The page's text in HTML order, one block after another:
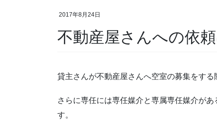
2017年8月24日
不動産屋さんへの依
貸主さんが不動産屋さんへ空室の募集をす
さらに専任には専任媒介と専属専任媒介が
す。